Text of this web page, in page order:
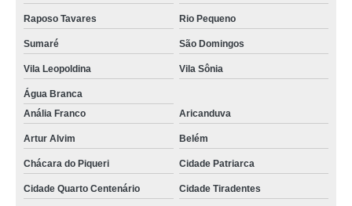
Raposo Tavares Rio Pequeno
Sumaré São Domingos
Vila Leopoldina Vila Sônia
Água Branca
Anália Franco
Aricanduva
Artur Alvim Belém
Chácara do Piqueri Cidade Patriarca
Cidade Quarto Centenário Cidade Tiradentes